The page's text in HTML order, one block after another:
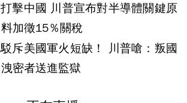
機
打擊中國 川普宣布對半導體關鍵原
料加徵15％關稅
駁斥美國軍火短缺！ 川普嗆：叛國
洩密者送進監獄